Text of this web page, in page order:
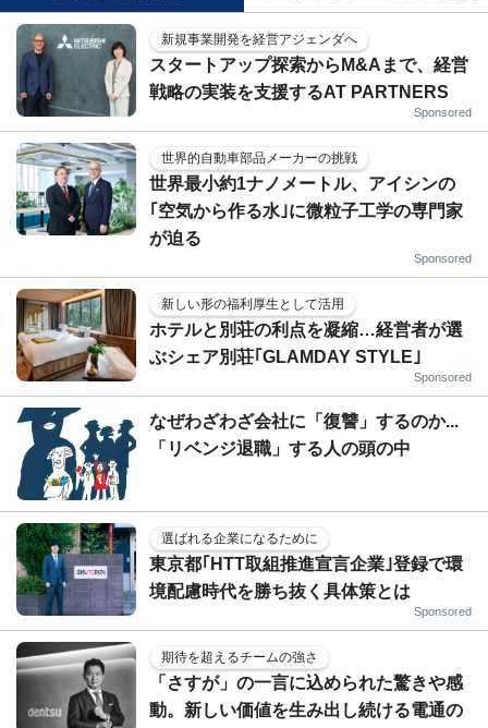
新規事業開発を経営アジェンダへ
スタートアップ探索からM&Aまで、経営
戦略の実装を支援するAT PARTNERS
Sponsored
世界的自動車部品メーカーの挑戦
世界最小約1ナノメートル、アイシンの
｢空気から作る水｣に微粒子工学の専門家
が迫る
Sponsored
新しい形の福利厚生として活用
ホテルと別荘の利点を凝縮…経営者が選
ぶシェア別荘｢GLAMDAY STYLE｣
Sponsored
なぜわざわざ会社に「復讐」するのか...
「リベンジ退職」する人の頭の中
選ばれる企業になるために
東京都｢HTT取組推進宣言企業｣登録で環
境配慮時代を勝ち抜く具体策とは
Sponsored
期待を超えるチームの強さ
「さすが」の一言に込められた驚きや感
動。新しい価値を生み出し続ける電通の